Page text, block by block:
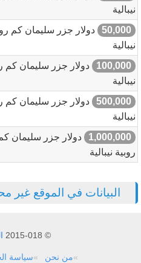
نيبالية
50,000
دولار جزر سليمان كم
نيبالية
100,000
دولار جزر سليمان كم
نيبالية
500,000
دولار جزر سليمان كم
نيبالية
1,000,000
دولار جزر سليمان
روبية نيبالية
البيانات في الموقع غير
© 2015-018
من نحن سياسة